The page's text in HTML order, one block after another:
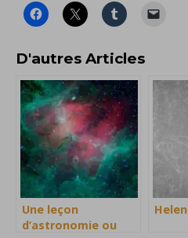
D'autres Articles
Une leçon
d’astronomie ou
Helen